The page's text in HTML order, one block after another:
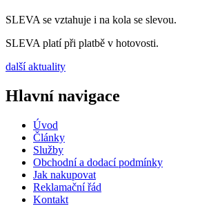
SLEVA se vztahuje i na kola se slevou.
SLEVA platí při platbě v hotovosti.
další aktuality
Hlavní navigace
Úvod
Články
Služby
Obchodní a dodací podmínky
Jak nakupovat
Reklamační řád
Kontakt